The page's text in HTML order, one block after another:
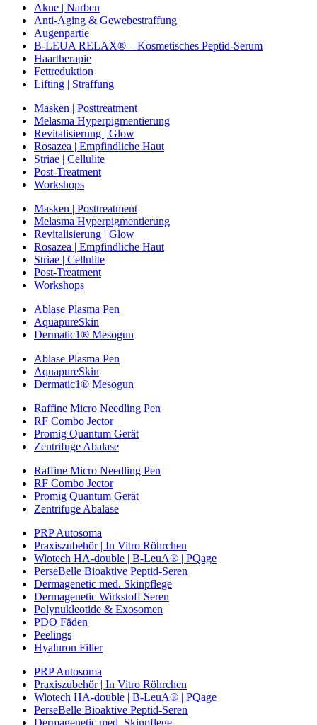
Akne | Narben
Anti-Aging & Gewebestraffung
Augenpartie
B-LEUA RELAX® – Kosmetisches Peptid-Serum
Haartherapie
Fettreduktion
Lifting | Straffung
Masken | Posttreatment
Melasma Hyperpigmentierung
Revitalisierung | Glow
Rosazea | Empfindliche Haut
Striae | Cellulite
Post-Treatment
Workshops
Masken | Posttreatment
Melasma Hyperpigmentierung
Revitalisierung | Glow
Rosazea | Empfindliche Haut
Striae | Cellulite
Post-Treatment
Workshops
Ablase Plasma Pen
AquapureSkin
Dermatic1® Mesogun
Ablase Plasma Pen
AquapureSkin
Dermatic1® Mesogun
Raffine Micro Needling Pen
RF Combo Jector
Promig Quantum Gerät
Zentrifuge Abalase
Raffine Micro Needling Pen
RF Combo Jector
Promig Quantum Gerät
Zentrifuge Abalase
PRP Autosoma
Praxiszubehör | In Vitro Röhrchen
Wiotech HA-double | B-LeuA® | PQage
PerseBelle Bioaktive Peptid-Seren
Dermagenetic med. Skinpflege
Dermagenetic Wirkstoff Seren
Polynukleotide & Exosomen
PDO Fäden
Peelings
Hyaluron Filler
PRP Autosoma
Praxiszubehör | In Vitro Röhrchen
Wiotech HA-double | B-LeuA® | PQage
PerseBelle Bioaktive Peptid-Seren
Dermagenetic med. Skinpflege